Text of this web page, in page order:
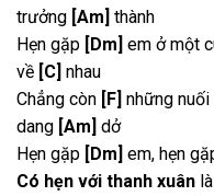
trưởng [Am] thành
Hẹn gặp [Dm] em ở một
về [C] nhau
Chẳng còn [F] những
dang [Am] dở
Hẹn gặp [Dm] em, hẹn
Có hẹn với thanh xuân